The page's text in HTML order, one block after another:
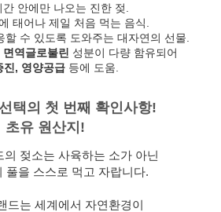
안에만 나오는 진한 젖.
태어나 제일 처음 먹는 음식.
할 수 있도록 도와주는 대자연의 선물.
면역글로불린 성분이 다량 함유되어
진, 영양공급 등에 도움.
택의 첫 번째 확인사항!
초유 원산지!
의 젖소는 사육하는 소가 아닌
풀을 스스로 먹고 자랍니다.
드는 세계에서 자연환경이